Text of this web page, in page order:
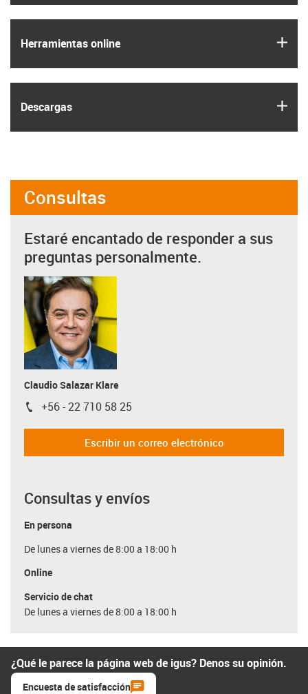
Herramientas online
Descargas
Consultas
Estaré encantado de responder a sus
preguntas personalmente.
Claudio Salazar Klare
igus-icon-phone
+56 - 22 710 58 25
Escribir un correo electrónico
Consultas y envíos
En persona
De lunes a viernes de 8:00 a 18:00 h
Online
Servicio de chat
De lunes a viernes de 8:00 a 18:00 h
¿Qué le parece la página web de igus? Denos su opinión.
Encuesta de satisfacción